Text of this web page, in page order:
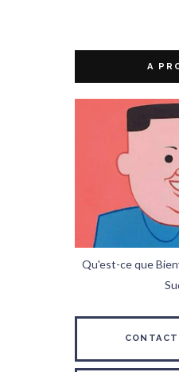
A
Qu'est-ce que